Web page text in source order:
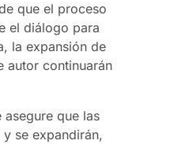
que el proceso
el diálogo para
la expansión de
autor continuarán
asegure que las
se expandirán,